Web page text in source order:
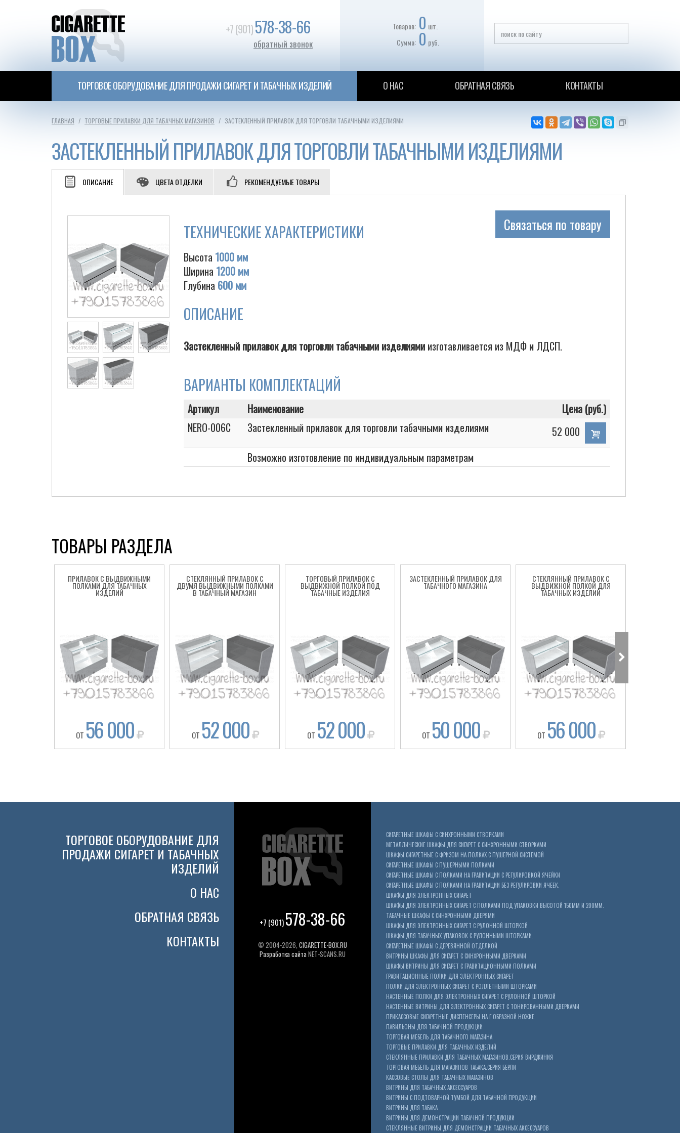
Cigarette Box
+7 (901)578-38-66
обратный звонок
Товаров: 0 шт.
Сумма: 0 руб.
ТОРГОВОЕ ОБОРУДОВАНИЕ ДЛЯ ПРОДАЖИ СИГАРЕТ И ТАБАЧНЫХ ИЗДЕЛИЙ О НАС ОБРАТНАЯ СВЯЗЬ КОНТАКТЫ
ГЛАВНАЯ ТОРГОВЫЕ ПРИЛАВКИ ДЛЯ ТАБАЧНЫХ МАГАЗИНОВ ЗАСТЕКЛЕННЫЙ ПРИЛАВОК ДЛЯ ТОРГОВЛИ ТАБАЧНЫМИ ИЗДЕЛИЯМИ
ЗАСТЕКЛЕННЫЙ ПРИЛАВОК ДЛЯ ТОРГОВЛИ ТАБАЧНЫМИ ИЗДЕЛИЯМИ
ОПИСАНИЕ ЦВЕТА ОТДЕЛКИ РЕКОМЕНДУЕМЫЕ ТОВАРЫ
Связаться по товару
ТЕХНИЧЕСКИЕ ХАРАКТЕРИСТИКИ
Высота 1000 мм
Ширина 1200 мм
Глубина 600 мм
ОПИСАНИЕ
Застекленный прилавок для торговли табачными изделиями изготавливается из МДФ и ЛДСП.
ВАРИАНТЫ КОМПЛЕКТАЦИЙ
Артикул Наименование
Цена (руб.)
NERO-006C
Застекленный прилавок для торговли табачными изделиями
52 000
Возможно изготовление по индивидуальным параметрам
ТОВАРЫ РАЗДЕЛА
ПРИЛАВОК С ВЫДВИЖНЫМИ
ПОЛКАМИ ДЛЯ ТАБАЧНЫХ
ИЗДЕЛИЙ
ОТ 56 000
СТЕКЛЯННЫЙ ПРИЛАВОК С
ДВУМЯ ВЫДВИЖНЫМИ ПОЛКАМИ
В ТАБАЧНЫЙ МАГАЗИН
ОТ 52 000
ТОРГОВЫЙ ПРИЛАВОК С
ВЫДВИЖНОЙ ПОЛКОЙ ПОД
ТАБАЧНЫЕ ИЗДЕЛИЯ
ОТ 52 000
ЗАСТЕКЛЕННЫЙ ПРИЛАВОК ДЛЯ
ТАБАЧНОГО МАГАЗИНА
ОТ 50 000
СТЕКЛЯННЫЙ ПРИЛАВОК С
ВЫДВИЖНОЙ ПОЛКОЙ ДЛЯ
ТАБАЧНЫХ ИЗДЕЛИЙ
ОТ 56 000
ТОРГОВОЕ ОБОРУДОВАНИЕ ДЛЯ
ПРОДАЖИ СИГАРЕТ И ТАБАЧНЫХ
ИЗДЕЛИЙ
О НАС
ОБРАТНАЯ СВЯЗЬ
КОНТАКТЫ
+7 (901)578-38-66
© 2004-2026, CIGARETTE-BOX.RU
Разработка сайтаNET-SCANS.RU
СИГАРЕТНЫЕ ШКАФЫ С СИНХРОННЫМИ СТВОРКАМИ
МЕТАЛЛИЧЕСКИЕ ШКАФЫ ДЛЯ СИГАРЕТ С СИНХРОННЫМИ СТВОРКАМИ
ШКАФЫ СИГАРЕТНЫЕ С ФРИЗОМ НА ПОЛКАХ С ПУШЕРНОЙ СИСТЕМОЙ
СИГАРЕТНЫЕ ШКАФЫ С ПУШЕРНЫМИ ПОЛКАМИ
СИГАРЕТНЫЕ ШКАФЫ С ПОЛКАМИ НА ГРАВИТАЦИИ С РЕГУЛИРОВКОЙ ЯЧЕЙКИ
СИГАРЕТНЫЕ ШКАФЫ С ПОЛКАМИ НА ГРАВИТАЦИИ БЕЗ РЕГУЛИРОВКИ ЯЧЕЕК.
ШКАФЫ ДЛЯ ЭЛЕКТРОННЫХ СИГАРЕТ
ШКАФЫ ДЛЯ ЭЛЕКТРОННЫХ СИГАРЕТ С ПОЛКАМИ ПОД УПАКОВКИ ВЫСОТОЙ 150ММ И 200ММ.
ТАБАЧНЫЕ ШКАФЫ С СИНХРОННЫМИ ДВЕРЯМИ
ШКАФЫ ДЛЯ ЭЛЕКТРОННЫХ СИГАРЕТ С РУЛОННОЙ ШТОРКОЙ
ШКАФЫ ДЛЯ ТАБАЧНЫХ УПАКОВОК С РУЛОННЫМИ ШТОРКАМИ.
СИГАРЕТНЫЕ ШКАФЫ С ДЕРЕВЯННОЙ ОТДЕЛКОЙ
ВИТРИНЫ ШКАФЫ ДЛЯ СИГАРЕТ С СИНХРОННЫМИ ДВЕРКАМИ
ШКАФЫ ВИТРИНЫ ДЛЯ СИГАРЕТ С ГРАВИТАЦИОННЫМИ ПОЛКАМИ
ГРАВИТАЦИОННЫЕ ПОЛКИ ДЛЯ ЭЛЕКТРОННЫХ СИГАРЕТ
ПОЛКИ ДЛЯ ЭЛЕКТРОННЫХ СИГАРЕТ С РОЛЛЕТНЫМИ ШТОРКАМИ
НАСТЕННЫЕ ПОЛКИ ДЛЯ ЭЛЕКТРОННЫХ СИГАРЕТ С РУЛОННОЙ ШТОРКОЙ
НАСТЕННЫЕ ВИТРИНЫ ДЛЯ ЭЛЕКТРОННЫХ СИГАРЕТ С ТОНИРОВАННЫМИ ДВЕРКАМИ
ПРИКАССОВЫЕ СИГАРЕТНЫЕ ДИСПЕНСЕРЫ НА Г ОБРАЗНОЙ НОЖКЕ.
ПАВИЛЬОНЫ ДЛЯ ТАБАЧНОЙ ПРОДУКЦИИ
ТОРГОВАЯ МЕБЕЛЬ ДЛЯ ТАБАЧНОГО МАГАЗИНА
ТОРГОВЫЕ ПРИЛАВКИ ДЛЯ ТАБАЧНЫХ ИЗДЕЛИЙ
СТЕКЛЯННЫЕ ПРИЛАВКИ ДЛЯ ТАБАЧНЫХ МАГАЗИНОВ.СЕРИЯ ВИРДЖИНИЯ
ТОРГОВАЯ МЕБЕЛЬ ДЛЯ МАГАЗИНОВ ТАБАКА.СЕРИЯ БЕРЛИ
КАССОВЫЕ СТОЛЫ ДЛЯ ТАБАЧНЫХ МАГАЗИНОВ
ВИТРИНЫ ДЛЯ ТАБАЧНЫХ АКСЕССУАРОВ
ВИТРИНЫ С ПОДТОВАРНОЙ ТУМБОЙ ДЛЯ ТАБАЧНОЙ ПРОДУКЦИИ
ВИТРИНЫ ДЛЯ ТАБАКА
ВИТРИНЫ ДЛЯ ДЕМОНСТРАЦИИ ТАБАЧНОЙ ПРОДУКЦИИ
СТЕКЛЯННЫЕ ВИТРИНЫ ДЛЯ ДЕМОНСТРАЦИИ ТАБАЧНЫХ АКСЕССУАРОВ